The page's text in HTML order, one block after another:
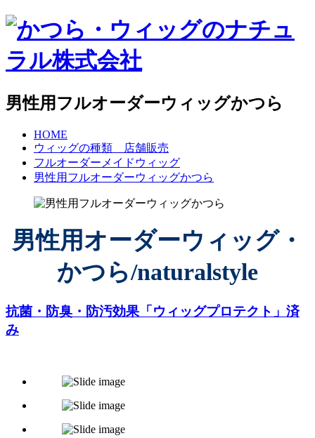
男性用フルオーダーウィッグかつら
HOME
ウィッグの種類 店舗販売
フルオーダーメイドウィッグ
男性用フルオーダーウィッグかつら
男性用オーダーウィッグ・
かつら/naturalstyle
抗菌・防臭・防汚効果「ウィッグプロテクト」済
み